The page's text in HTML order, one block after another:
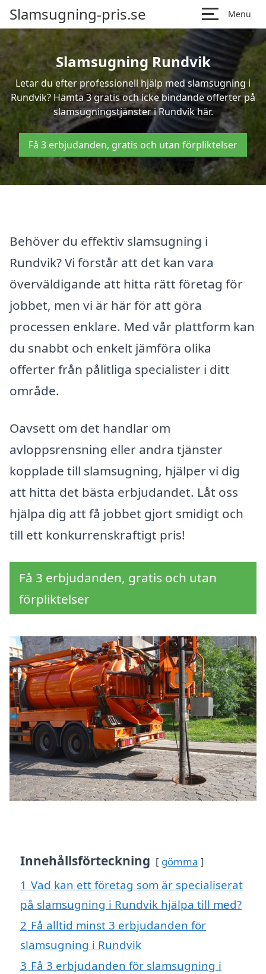
Slamsugning-pris.se Menu
Slamsugning Rundvik
Letar du efter professionell hjälp med slamsugning i
Rundvik? Hämta 3 gratis och icke bindande offerter på
slamsugningstjänster i Rundvik här.
Få 3 erbjudanden, gratis och utan förpliktelser
Behöver du effektiv slamsugning i
Rundvik? Vi förstår att det kan vara
överväldigande att hitta rätt företag för
jobbet, men vi är här för att göra
processen enklare. Med vår plattform kan
du snabbt och enkelt jämföra olika
offerter från pålitliga specialister i ditt
område.
Oavsett om det handlar om
avloppsrensning eller andra tjänster
kopplade till slamsugning, hjälper vi dig
att hitta det bästa erbjudandet. Låt oss
hjälpa dig att få jobbet gjort smidigt och
till ett konkurrenskraftigt pris!
Få 3 erbjudanden, gratis och utan
förpliktelser
Innehållsförteckning gömma
1 Vad kan ett företag som är specialiserat
på slamsugning i Rundvik hjälpa till med?
2 Få alltid minst 3 erbjudanden för
slamsugning i Rundvik
3 Få 3 erbjudanden för slamsugning i